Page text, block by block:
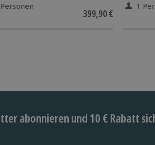
399,90 €
1
abonnieren und 10 € Rabatt